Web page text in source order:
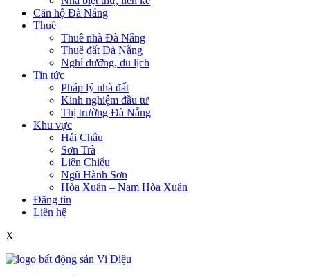
Căn hộ Đà Nẵng
Thuê
Thuê nhà Đà Nẵng
Thuê đất Đà Nẵng
Nghỉ dưỡng, du lịch
Tin tức
Pháp lý nhà đất
Kinh nghiệm đầu tư
Thị trường Đà Nẵng
Khu vực
Hải Châu
Sơn Trà
Liên Chiểu
Ngũ Hành Sơn
Hòa Xuân – Nam Hòa Xuân
Đăng tin
Liên hệ
X